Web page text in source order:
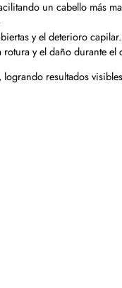
un cabello más
y el deterioro capilar.
y el daño durante el
resultados